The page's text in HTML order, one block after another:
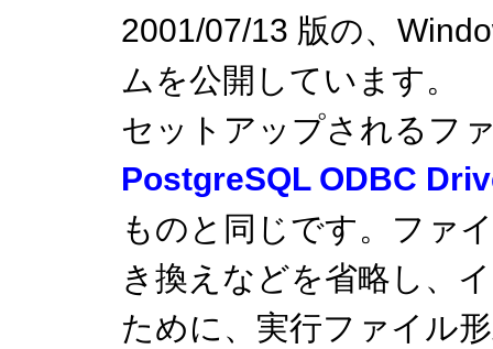
2001/07/13 版の、
ムを公開しています。
セットアップされるフ
PostgreSQL ODBC
ものと同じです。ファ
き換えなどを省略し、
ために、実行ファイル